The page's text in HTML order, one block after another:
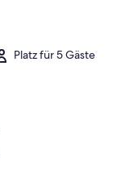
Platz für 5 Gäste